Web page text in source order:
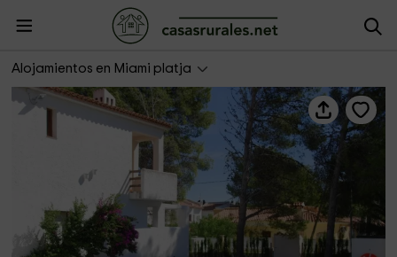
Alojamientos en Miami platja